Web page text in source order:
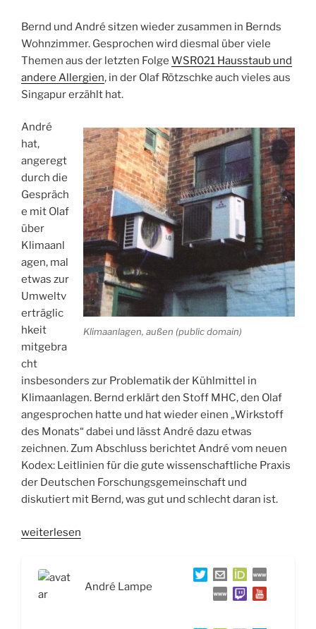
Bernd und André sitzen wieder zusammen in Bernds
Wohnzimmer. Gesprochen wird diesmal über viele
Themen aus der letzten Folge WSR021 Hausstaub und
andere Allergien, in der Olaf Rötzschke auch vieles aus
Singapur erzählt hat.
Klimaanlagen, außen (public domain)
André
hat,
angeregt
durch die
Gespräch
e mit Olaf
über
Klimaanl
agen, mal
etwas zur
Umweltv
erträglic
hkeit
mitgebra
cht
insbesonders zur Problematik der Kühlmittel in
Klimaanlagen. Bernd erklärt den Stoff MHC, den Olaf
angesprochen hatte und hat wieder einen „Wirkstoff
des Monats“ dabei und lässt André dazu etwas
zeichnen. Zum Abschluss berichtet André vom neuen
Kodex: Leitlinien für die gute wissenschaftliche Praxis
der Deutschen Forschungsgemeinschaft und
diskutiert mit Bernd, was gut und schlecht daran ist.
„WSR022
und
Leitlinien
weiterlesen
André Lampe